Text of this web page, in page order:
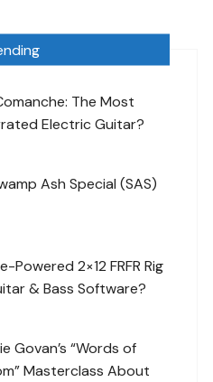
The Most
Electric Guitar?
Ash Special (SAS)
Powered 2×12 FRFR Rig
& Bass Software?
Govan’s “Words of
Masterclass About